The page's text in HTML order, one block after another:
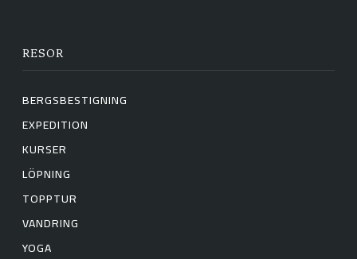
RESOR
BERGSBESTIGNING
EXPEDITION
KURSER
LÖPNING
TOPPTUR
VANDRING
YOGA